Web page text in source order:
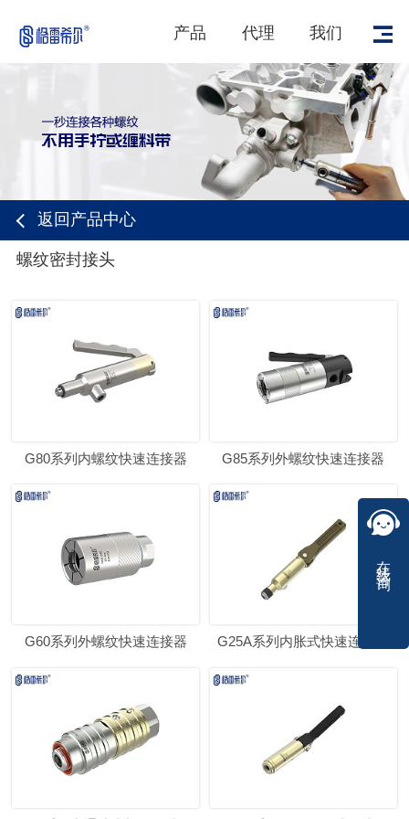
产品 代理 我们
返回产品中心
螺纹密封接头
G80系列内螺纹快速连接器 G85系列外螺纹快速连接器
G60系列外螺纹快速连接器 G25A系列内胀式快速连接器
在线咨询